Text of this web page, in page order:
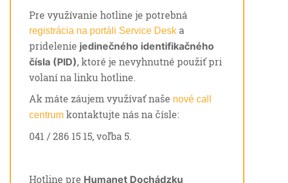
Pre využívanie hotline je potrebná
registrácia na portáli Service Desk a
pridelenie jedinečného identifikačného
čísla (PID), ktoré je nevyhnutné použiť pri
volaní na linku hotline.
Ak máte záujem využívať naše nové call
centrum kontaktujte nás na čísle:
041 / 286 15 15, voľba 5.
Hotline pre Humanet Dochádzku